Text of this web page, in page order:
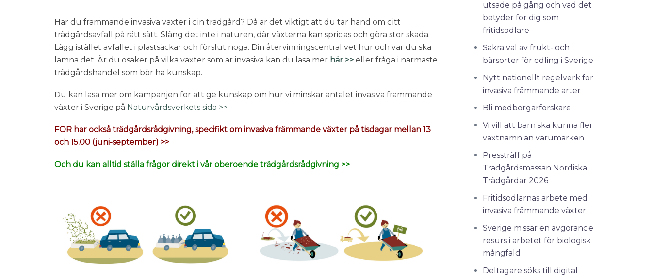
Har du främmande invasiva växter i din trädgård? Då är det viktigt att du tar hand om ditt
trädgårdsavfall på rätt sätt. Släng det inte i naturen, där växterna kan spridas och göra stor skada.
Lägg istället avfallet i plastsäckar och förslut noga. Din återvinningscentral vet hur och var du ska
lämna det. Är du osäker på vilka växter som är invasiva kan du läsa mer här >> eller fråga i närmaste
trädgårdshandel som bör ha kunskap.
Du kan läsa mer om kampanjen för att ge kunskap om hur vi minskar antalet invasiva främmande
växter i Sverige på Naturvårdsverkets sida >>
FOR har också trädgårdsrådgivning, specifikt om invasiva främmande växter på tisdagar mellan 13
och 15.00 (juni-september) >>
Och du kan alltid ställa frågor direkt i vår oberoende trädgårdsrådgivning >>
utsäde på gång och vad det
betyder för dig som
fritidsodlare
Säkra val av frukt- och
bärsorter för odling i Sverige
Nytt nationellt regelverk för
invasiva främmande arter
Bli medborgarforskare
Vi vill att barn ska kunna fler
växtnamn än varumärken
Pressträff på
Trädgårdsmässan Nordiska
Trädgårdar 2026
Fritidsodlarnas arbete med
invasiva främmande växter
Sverige missar en avgörande
resurs i arbetet för biologisk
mångfald
Deltagare söks till digital